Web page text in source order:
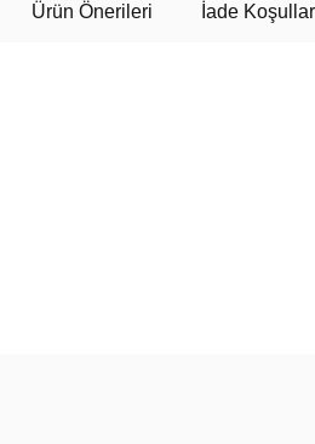
Ürün Önerileri İade